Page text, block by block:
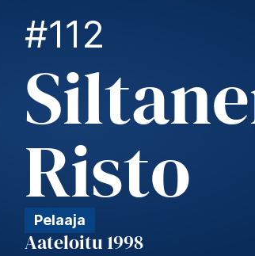
#112
Risto
Pelaaja
Aateloitu 1998